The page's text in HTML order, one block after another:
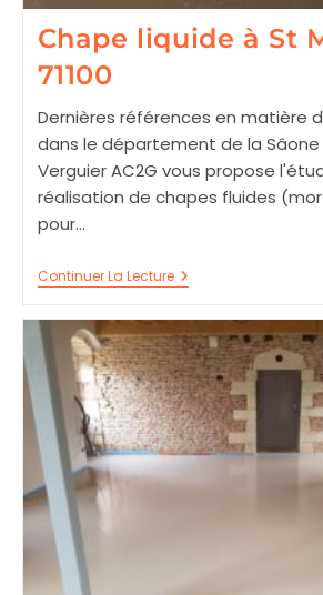
Chape liquide à St
71100
Dernières références en matière
dans le département de la Sâone
Verguier AC2G vous propose
réalisation de chapes fluides
pour…
Continuer La LectureChape
Liquide
St
Marcel
71100